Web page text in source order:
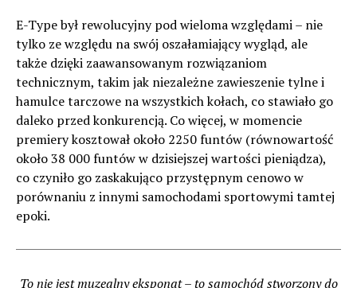
E-Type był rewolucyjny pod wieloma względami – nie
tylko ze względu na swój oszałamiający wygląd, ale
także dzięki zaawansowanym rozwiązaniom
technicznym, takim jak niezależne zawieszenie tylne i
hamulce tarczowe na wszystkich kołach, co stawiało go
daleko przed konkurencją. Co więcej, w momencie
premiery kosztował około 2250 funtów (równowartość
około 38 000 funtów w dzisiejszej wartości pieniądza),
co czyniło go zaskakująco przystępnym cenowo w
porównaniu z innymi samochodami sportowymi tamtej
epoki.
To nie jest muzealny eksponat – to samochód stworzony do